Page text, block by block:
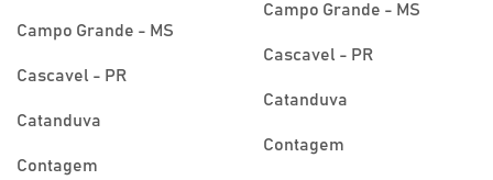
Campo Grande - MS
Cascavel - PR
Catanduva
Contagem
Campo Grande - MS
Cascavel - PR
Catanduva
Contagem